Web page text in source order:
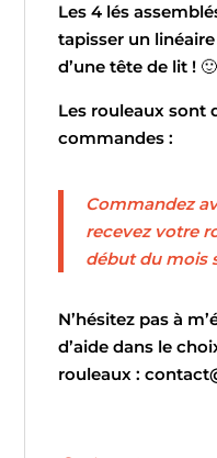
Les 4 lés
tapisser un
d’une tête de lit ! 🙂
Les rouleaux sont
commandes :
Commandez
recevez votre
début du mois
N’hésitez pas à
d’aide dans le
rouleaux :